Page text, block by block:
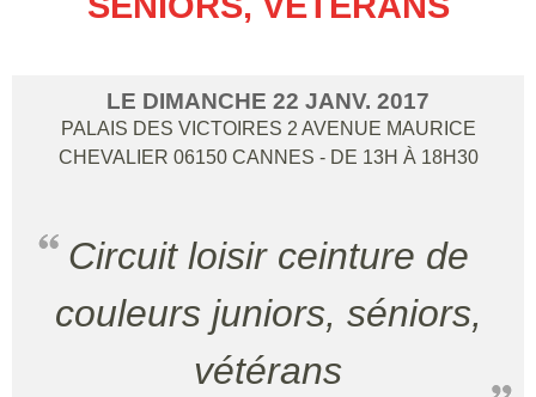
LE DIMANCHE 22 JANV. 2017
PALAIS DES VICTOIRES 2 AVENUE MAURICE
CHEVALIER 06150 CANNES - DE 13H À 18H30
Circuit loisir ceinture de
couleurs juniors, séniors,
vétérans